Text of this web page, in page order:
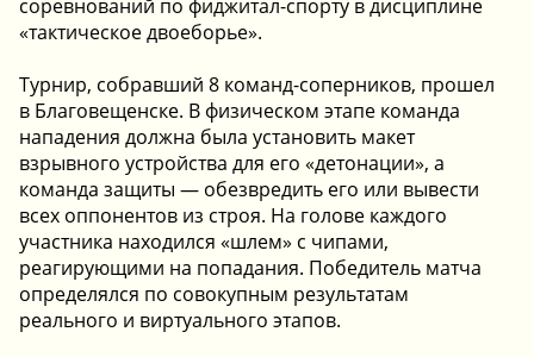
соревнований по фиджитал-спорту в дисциплине
«тактическое двоеборье».
Турнир, собравший 8 команд-соперников, прошел
в Благовещенске. В физическом этапе команда
нападения должна была установить макет
взрывного устройства для его «детонации», а
команда защиты — обезвредить его или вывести
всех оппонентов из строя. На голове каждого
участника находился «шлем» с чипами,
реагирующими на попадания. Победитель матча
определялся по совокупным результатам
реального и виртуального этапов.